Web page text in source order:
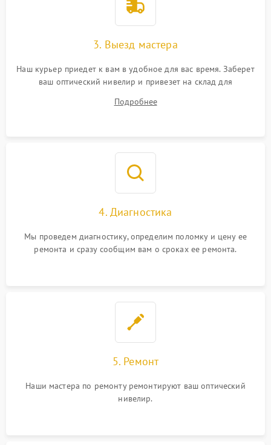
3. Выезд мастера
Наш курьер приедет к вам в удобное для вас время. Заберет
ваш оптический нивелир и привезет на склад для
Подробнее
4. Диагностика
Мы проведем диагностику, определим поломку и цену ее
ремонта и сразу сообщим вам о сроках ее ремонта.
5. Ремонт
Наши мастера по ремонту ремонтируют ваш оптический
нивелир.